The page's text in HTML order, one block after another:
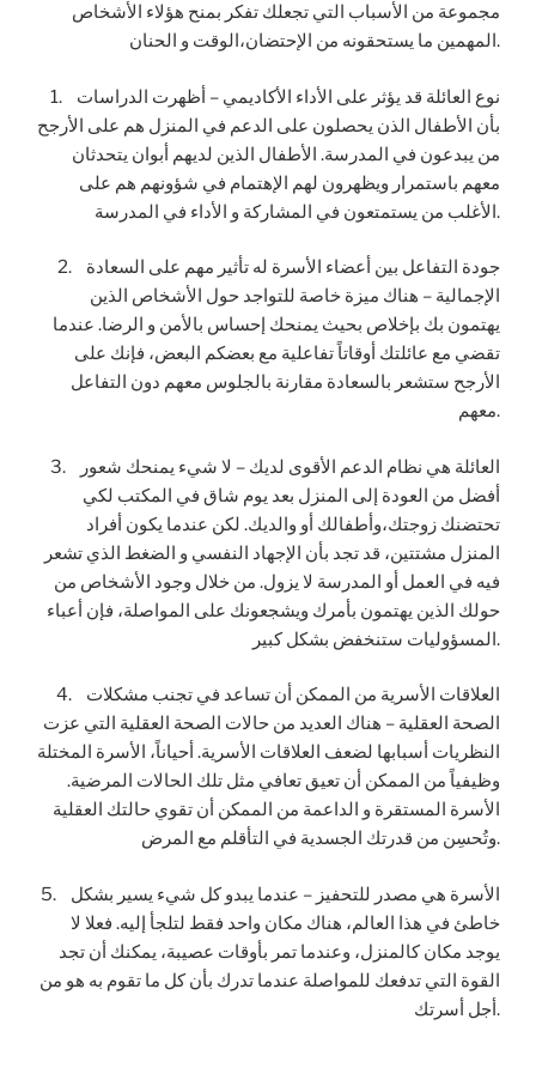
مجموعة من الأسباب التي تجعلك تفكر بمنح هؤلاء الأشخاص
المهمين ما يستحقونه من الإحتضان،الوقت و الحنان.
1. نوع العائلة قد يؤثر على الأداء الأكاديمي – أظهرت الدراسات
بأن الأطفال الذن يحصلون على الدعم في المنزل هم على الأرجح
من يبدعون في المدرسة. الأطفال الذين لديهم أبوان يتحدثان
معهم باستمرار ويظهرون لهم الإهتمام في شؤونهم هم على
الأغلب من يستمتعون في المشاركة و الأداء في المدرسة.
2. جودة التفاعل بين أعضاء الأسرة له تأثير مهم على السعادة
الإجمالية – هناك ميزة خاصة للتواجد حول الأشخاص الذين
يهتمون بك بإخلاص بحيث يمنحك إحساس بالأمن و الرضا. عندما
تقضي مع عائلتك أوقاتاً تفاعلية مع بعضكم البعض، فإنك على
الأرجح ستشعر بالسعادة مقارنة بالجلوس معهم دون التفاعل
معهم.
3. العائلة هي نظام الدعم الأقوى لديك – لا شيء يمنحك شعور
أفضل من العودة إلى المنزل بعد يوم شاق في المكتب لكي
تحتضنك زوجتك،وأطفالك أو والديك. لكن عندما يكون أفراد
المنزل مشتتين، قد تجد بأن الإجهاد النفسي و الضغط الذي تشعر
فيه في العمل أو المدرسة لا يزول. من خلال وجود الأشخاص من
حولك الذين يهتمون بأمرك ويشجعونك على المواصلة، فإن أعباء
المسؤوليات ستنخفض بشكل كبير.
4. العلاقات الأسرية من الممكن أن تساعد في تجنب مشكلات
الصحة العقلية – هناك العديد من حالات الصحة العقلية التي عزت
النظريات أسبابها لضعف العلاقات الأسرية. أحياناً، الأسرة المختلة
وظيفياً من الممكن أن تعيق تعافي مثل تلك الحالات المرضية.
الأسرة المستقرة و الداعمة من الممكن أن تقوي حالتك العقلية
وتُحسِن من قدرتك الجسدية في التأقلم مع المرض.
5. الأسرة هي مصدر للتحفيز – عندما يبدو كل شيء يسير بشكل
خاطئ في هذا العالم، هناك مكان واحد فقط لتلجأ إليه. فعلا لا
يوجد مكان كالمنزل، وعندما تمر بأوقات عصيبة، يمكنك أن تجد
القوة التي تدفعك للمواصلة عندما تدرك بأن كل ما تقوم به هو من
أجل أسرتك.